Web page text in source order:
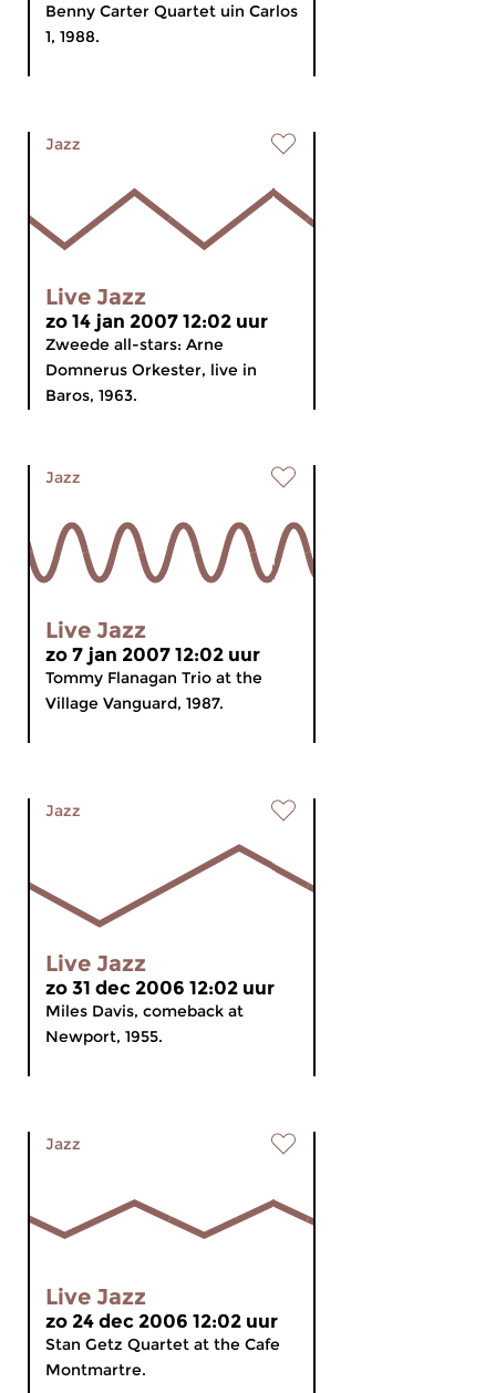
Benny Carter Quartet uin Carlos
1, 1988.
Jazz
Live Jazz
zo 14 jan 2007 12:02 uur
Zweede all-stars: Arne
Domnerus Orkester, live in
Baros, 1963.
Jazz
Live Jazz
zo 7 jan 2007 12:02 uur
Tommy Flanagan Trio at the
Village Vanguard, 1987.
Jazz
Live Jazz
zo 31 dec 2006 12:02 uur
Miles Davis, comeback at
Newport, 1955.
Jazz
Live Jazz
zo 24 dec 2006 12:02 uur
Stan Getz Quartet at the Cafe
Montmartre.